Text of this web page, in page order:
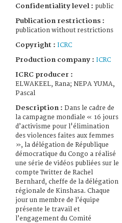
Confidentiality level : public
Publication restrictions :
publication without restrictions
Copyright : ICRC
Production company : ICRC
ICRC producer :
ELWAKEEL, Rana; NEPA YUMA,
Pascal
Description : Dans le cadre de
la campagne mondiale « 16 jours
d’activisme pour l'élimination
des violences faites aux femmes
», la délégation de République
démocratique du Congo a réalisé
une série de vidéos publiées sur le
compte Twitter de Rachel
Bernhard, cheffe de la délégation
régionale de Kinshasa. Chaque
jour un membre de l’équipe
présente le travail et
l’engagement du Comité